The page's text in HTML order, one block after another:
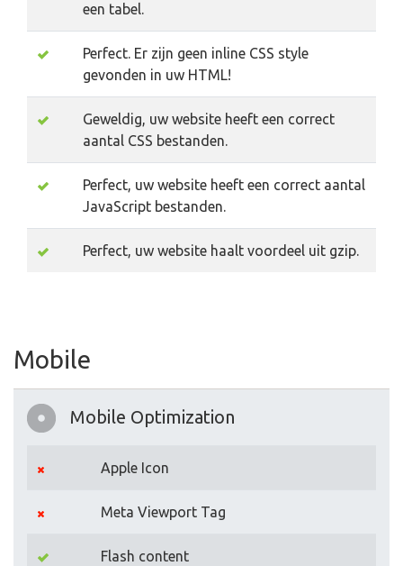
een tabel.
Perfect. Er zijn geen inline CSS style
gevonden in uw HTML!
Geweldig, uw website heeft een correct
aantal CSS bestanden.
Perfect, uw website heeft een correct aantal
JavaScript bestanden.
Perfect, uw website haalt voordeel uit gzip.
Mobile
Mobile Optimization
Apple Icon
Meta Viewport Tag
Flash content